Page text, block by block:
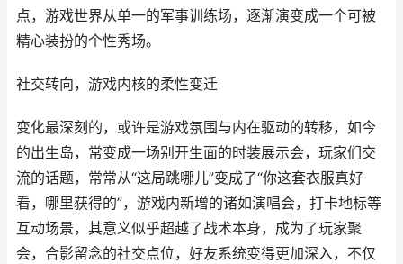
点，游戏世界从单一的军事训练场，逐渐演变成一个可被
精心装扮的个性秀场。
社交转向，游戏内核的柔性变迁
变化最深刻的，或许是游戏氛围与内在驱动的转移，如今
的出生岛，常变成一场别开生面的时装展示会，玩家们交
流的话题，常常从“这局跳哪儿”变成了“你这套衣服真好
看，哪里获得的”，游戏内新增的诸如演唱会，打卡地标等
互动场景，其意义似乎超越了战术本身，成为了玩家聚
会，合影留念的社交点位，好友系统变得更加深入，不仅